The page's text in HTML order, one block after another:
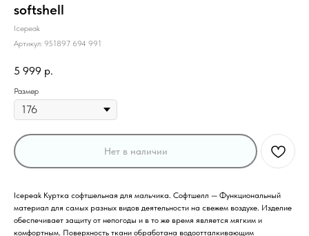
softshell
Icepeak
Артикул: 951897 694 991
5 999 р.
Размер
Нет в наличии
Icepeak Куртка софтшельная для мальчика. Софтшелл — Функциональный
материал для самых разных видов деятельности на свежем воздухе. Изделие
обеспечивает защиту от непогоды и в то же время является мягким и
комфортным. Поверхность ткани обработана водоотталкивающим